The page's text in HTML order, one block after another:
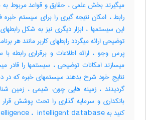
میگیرند بخش علمی ، حقایق و قواعد مربوط
رابط ، امکان نتیجه گیری را برای سیستم خبره
این سیستمها ، ابزار دیگری نیز به شکل
توضیحی ارائه میگردد رابطهای کاربر مانند هر
پرس وجو ، ارائه اطلاعات و برقراری رابطه
میسازند امکانات توضیحی ، سیستمها را قادر
گردیدند ، زمینه هایی چون: شیمی ، زمین
بانکداری و سرمایه گذاری را تحت پوشش قرار
کنید به ‎artificial ‎ intelligence ، ‎ intelligent database